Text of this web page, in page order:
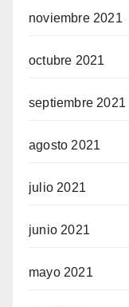
noviembre 2021
octubre 2021
septiembre 2021
agosto 2021
julio 2021
junio 2021
mayo 2021